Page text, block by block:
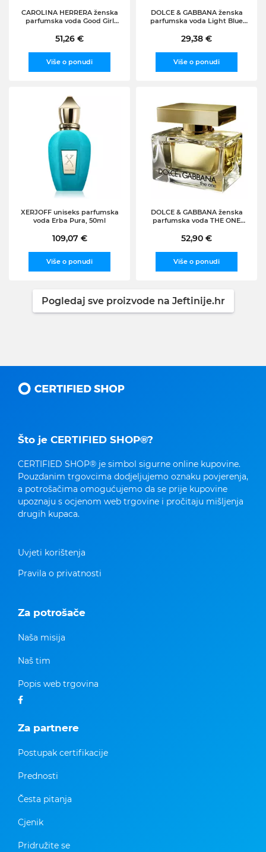
CAROLINA HERRERA ženska
parfumska voda Good Girl
51,26 €
Više o ponudi
DOLCE & GABBANA ženska
parfumska voda Light Blue
29,38 €
Više o ponudi
XERJOFF uniseks parfumska
voda Erba Pura, 50ml
109,07 €
Više o ponudi
DOLCE & GABBANA ženska
parfumska voda THE ONE
52,90 €
Više o ponudi
Pogledaj sve proizvode na Jeftinije.hr
Što je CERTIFIED SHOP®?
CERTIFIED SHOP® je simbol sigurne online kupovine.
Pouzdanim trgovcima dodjeljujemo oznaku povjerenja,
a potrošačima omogućujemo da se prije kupovine
upoznaju s ocjenom web trgovine i pročitaju mišljenja
drugih kupaca.
Uvjeti korištenja
Pravila o privatnosti
Za potrošače
Naša misija
Naš tim
Popis web trgovina
Za partnere
Postupak certifikacije
Prednosti
Česta pitanja
Cjenik
Pridružite se